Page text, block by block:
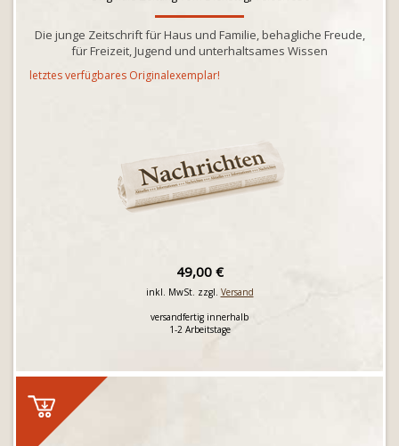
Die junge Zeitschrift für Haus und Familie, behagliche Freude,
für Freizeit, Jugend und unterhaltsames Wissen
letztes verfügbares Originalexemplar!
49,00 €
inkl. MwSt. zzgl. Versand
versandfertig innerhalb
1-2 Arbeitstage